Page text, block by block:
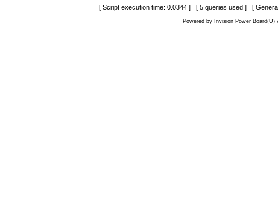
[ Script execution time: 0.0344 ] [ 5 queries used ] [
Powered by Invision Power Board(U)